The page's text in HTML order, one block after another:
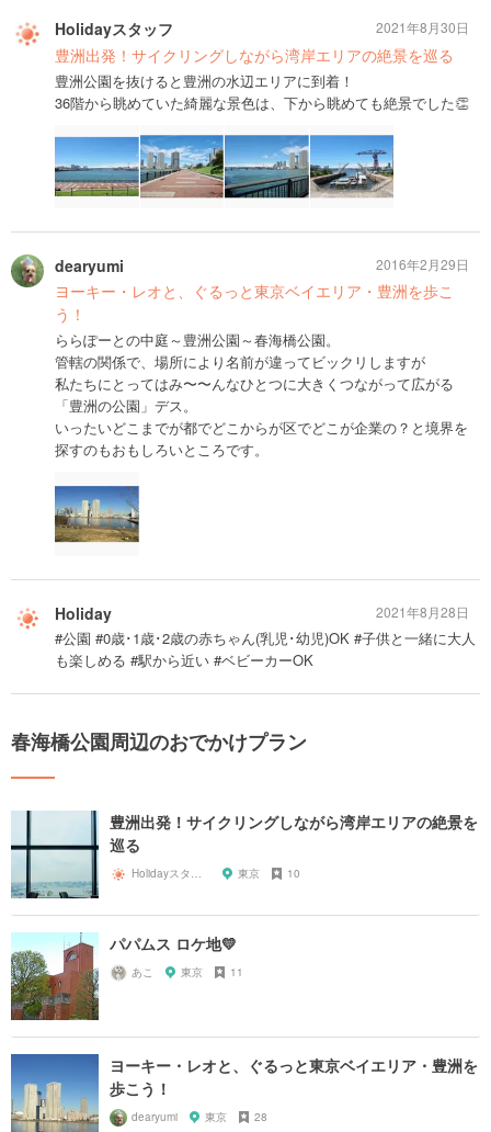
Holidayスタッフ
豊洲出発！サイクリングしながら湾岸エリアの絶景を巡る
豊洲公園を抜けると豊洲の水辺エリアに到着！
36階から眺めていた綺麗な景色は、下から眺めても絶景でした👏
2021年8月30日
dearyumi
ヨーキー・レオと、ぐるっと東京ベイエリア・豊洲を歩こ
う！
ららぽーとの中庭～豊洲公園～春海橋公園。
管轄の関係で、場所により名前が違ってビックリしますが
私たちにとってはみ〜〜んなひとつに大きくつながって広がる
「豊洲の公園」デス。
いったいどこまでが都でどこからが区でどこが企業の？と境界を
探すのもおもしろいところです。
2016年2月29日
Holiday
#公園 #0歳･1歳･2歳の赤ちゃん(乳児･幼児)OK #子供と一緒に大人
も楽しめる #駅から近い #ベビーカーOK
2021年8月28日
春海橋公園周辺のおでかけプラン
豊洲出発！サイクリングしながら湾岸エリアの絶景を
巡る
Holidayスタッフ 東京 10
パパムス ロケ地💛
あこ 東京 11
ヨーキー・レオと、ぐるっと東京ベイエリア・豊洲を
歩こう！
dearyumi 東京 28